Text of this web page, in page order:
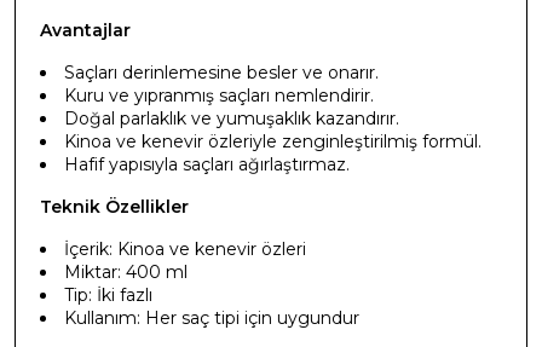
Avantajlar
Saçları derinlemesine besler ve onarır.
Kuru ve yıpranmış saçları nemlendirir.
Doğal parlaklık ve yumuşaklık kazandırır.
Kinoa ve kenevir özleriyle zenginleştirilmiş formül.
Hafif yapısıyla saçları ağırlaştırmaz.
Teknik Özellikler
İçerik: Kinoa ve kenevir özleri
Miktar: 400 ml
Tip: İki fazlı
Kullanım: Her saç tipi için uygundur